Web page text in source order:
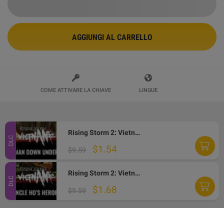
AGGIUNGI AL CARRELLO
COME ATTIVARE LA CHIAVE LINGUE
DLC
Rising Storm 2: Vietnam - Man Down Under DLC Steam CD Key
$9.59 $1.54
DLC
Rising Storm 2: Vietnam - Uncle Ho's Heroes DLC Steam CD Key
$9.59 $1.68